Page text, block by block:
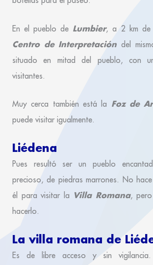
En el pueblo de Lumbier, a 2 km de
Centro de Interpretación del
situado en mitad del pueblo, con
visitantes.
Muy cerca también está la Foz de
puede visitar igualmente.
Liédena
Pues resultó ser un pueblo
precioso, de piedras marrones. No
él para visitar la Villa Romana,
hacerlo.
La villa romana de
Es de libre acceso y sin vigilancia.